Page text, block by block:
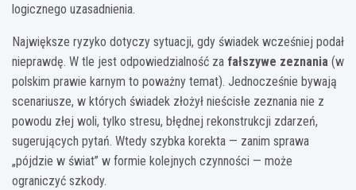
logicznego uzasadnienia.
Największe ryzyko dotyczy sytuacji, gdy świadek wcześniej podał
nieprawdę. W tle jest odpowiedzialność za fałszywe zeznania (w
polskim prawie karnym to poważny temat). Jednocześnie bywają
scenariusze, w których świadek złożył nieścisłe zeznania nie z
powodu złej woli, tylko stresu, błędnej rekonstrukcji zdarzeń,
sugerujących pytań. Wtedy szybka korekta — zanim sprawa
„pójdzie w świat” w formie kolejnych czynności — może
ograniczyć szkody.